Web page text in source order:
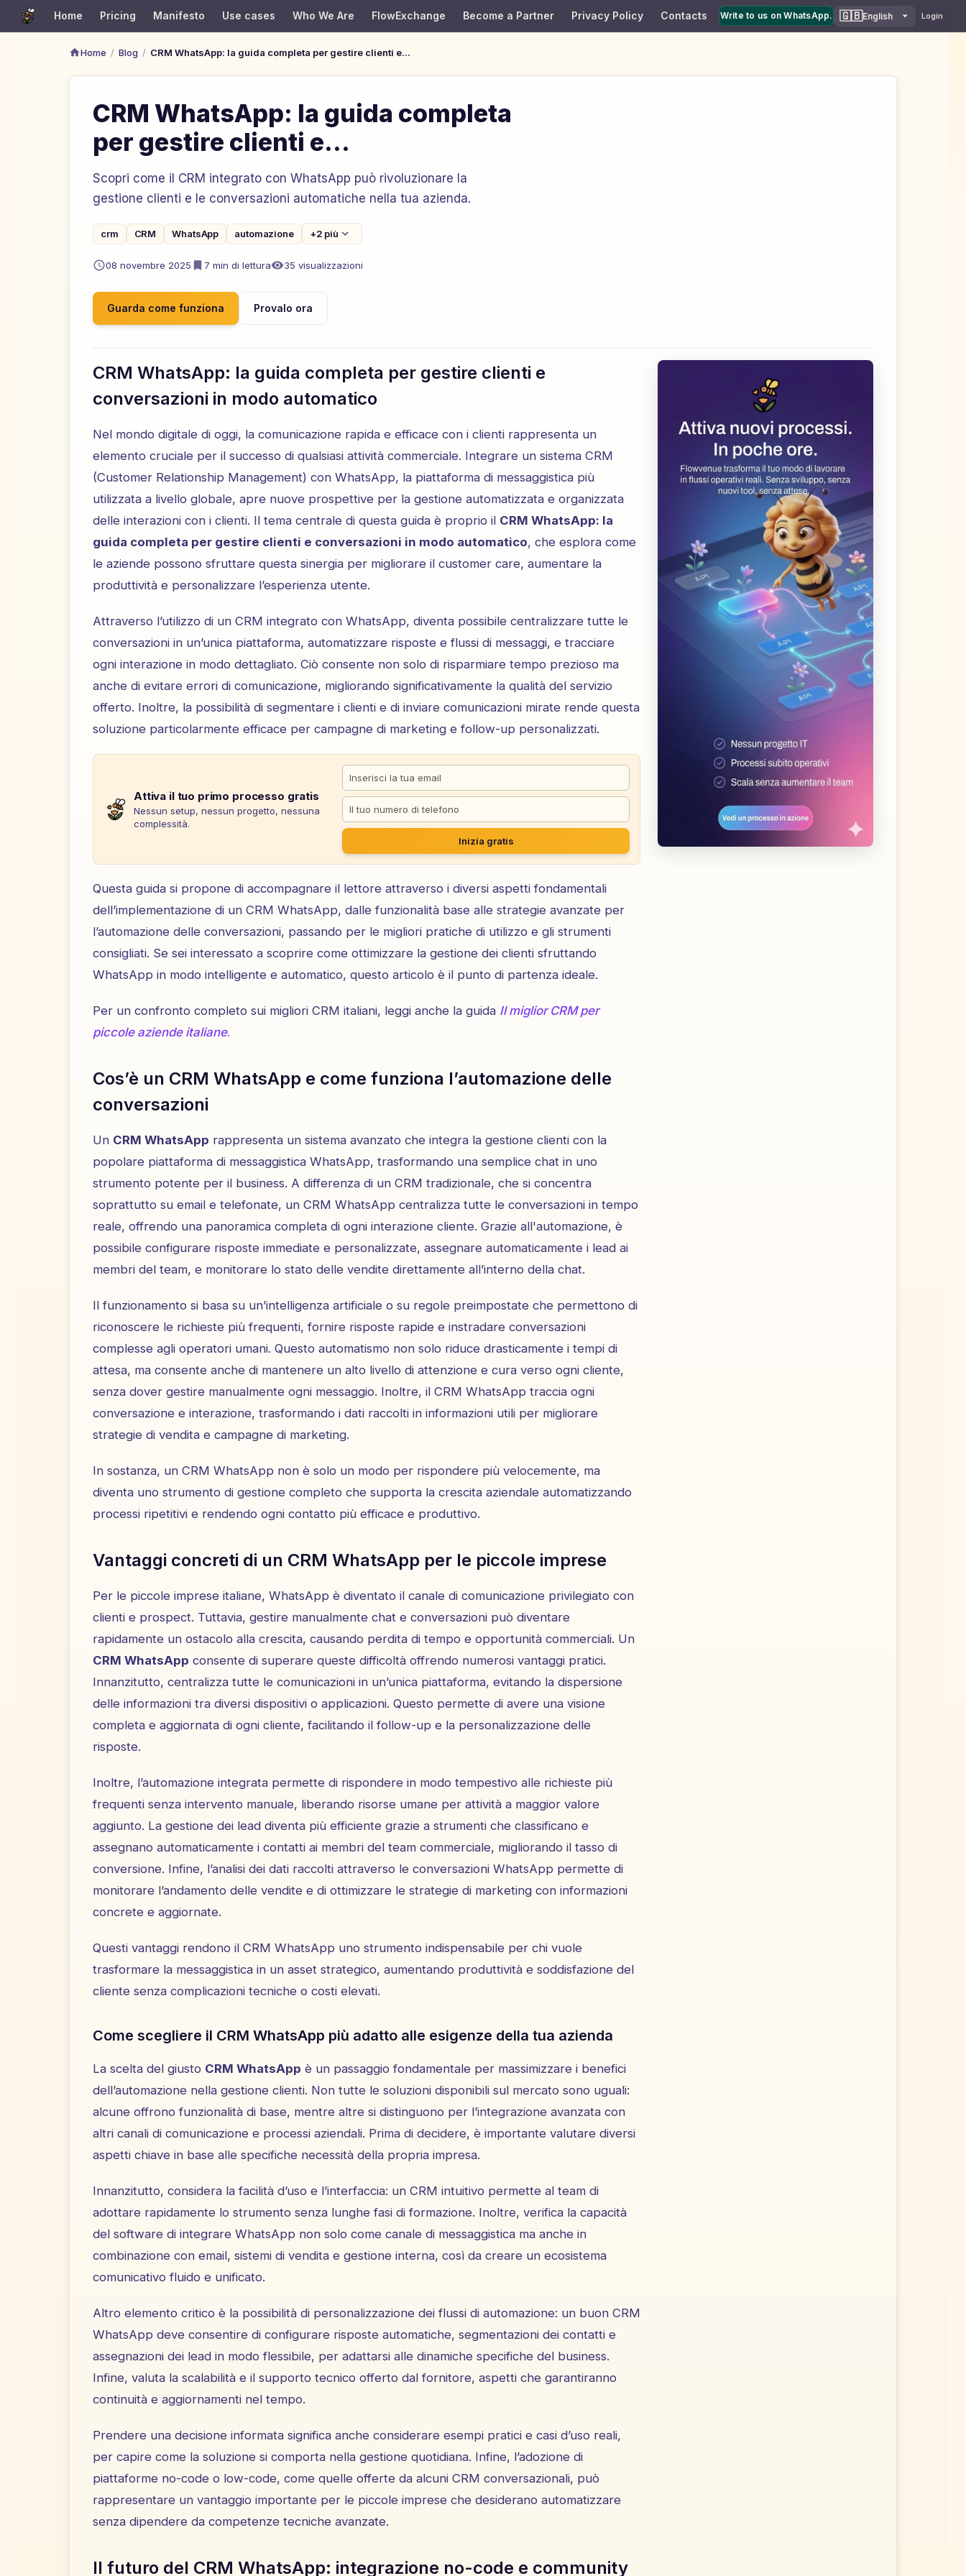
Home Pricing Manifesto Use cases Who We Are Blog
FlowExchange Become a Partner Privacy Policy Contacts Write to us on WhatsApp. 🇬🇧English Login
Home / Blog / CRM WhatsApp: la guida completa per gestire clienti e...
CRM WhatsApp: la guida completa
per gestire clienti e...
Scopri come il CRM integrato con WhatsApp può rivoluzionare la
gestione clienti e le conversazioni automatiche nella tua azienda.
crm CRM WhatsApp automazione +2 più
08 novembre 2025 7 min di lettura 35 visualizzazioni
Guarda come funziona Provalo ora
CRM WhatsApp: la guida completa per gestire clienti e
conversazioni in modo automatico
Nel mondo digitale di oggi, la comunicazione rapida e efficace con i clienti rappresenta un
elemento cruciale per il successo di qualsiasi attività commerciale. Integrare un sistema CRM
(Customer Relationship Management) con WhatsApp, la piattaforma di messaggistica più
utilizzata a livello globale, apre nuove prospettive per la gestione automatizzata e organizzata
delle interazioni con i clienti. Il tema centrale di questa guida è proprio il CRM WhatsApp: la
guida completa per gestire clienti e conversazioni in modo automatico, che esplora come
le aziende possono sfruttare questa sinergia per migliorare il customer care, aumentare la
produttività e personalizzare l’esperienza utente.
Attraverso l’utilizzo di un CRM integrato con WhatsApp, diventa possibile centralizzare tutte le
conversazioni in un’unica piattaforma, automatizzare risposte e flussi di messaggi, e tracciare
ogni interazione in modo dettagliato. Ciò consente non solo di risparmiare tempo prezioso ma
anche di evitare errori di comunicazione, migliorando significativamente la qualità del servizio
offerto. Inoltre, la possibilità di segmentare i clienti e di inviare comunicazioni mirate rende questa
soluzione particolarmente efficace per campagne di marketing e follow-up personalizzati.
Attiva il tuo primo processo gratis
Nessun setup, nessun progetto, nessuna
complessità.
Inizia gratis
Questa guida si propone di accompagnare il lettore attraverso i diversi aspetti fondamentali
dell’implementazione di un CRM WhatsApp, dalle funzionalità base alle strategie avanzate per
l’automazione delle conversazioni, passando per le migliori pratiche di utilizzo e gli strumenti
consigliati. Se sei interessato a scoprire come ottimizzare la gestione dei clienti sfruttando
WhatsApp in modo intelligente e automatico, questo articolo è il punto di partenza ideale.
Per un confronto completo sui migliori CRM italiani, leggi anche la guida Il miglior CRM per
piccole aziende italiane.
Cos’è un CRM WhatsApp e come funziona l’automazione delle
conversazioni
Un CRM WhatsApp rappresenta un sistema avanzato che integra la gestione clienti con la
popolare piattaforma di messaggistica WhatsApp, trasformando una semplice chat in uno
strumento potente per il business. A differenza di un CRM tradizionale, che si concentra
soprattutto su email e telefonate, un CRM WhatsApp centralizza tutte le conversazioni in tempo
reale, offrendo una panoramica completa di ogni interazione cliente. Grazie all'automazione, è
possibile configurare risposte immediate e personalizzate, assegnare automaticamente i lead ai
membri del team, e monitorare lo stato delle vendite direttamente all’interno della chat.
Il funzionamento si basa su un’intelligenza artificiale o su regole preimpostate che permettono di
riconoscere le richieste più frequenti, fornire risposte rapide e instradare conversazioni
complesse agli operatori umani. Questo automatismo non solo riduce drasticamente i tempi di
attesa, ma consente anche di mantenere un alto livello di attenzione e cura verso ogni cliente,
senza dover gestire manualmente ogni messaggio. Inoltre, il CRM WhatsApp traccia ogni
conversazione e interazione, trasformando i dati raccolti in informazioni utili per migliorare
strategie di vendita e campagne di marketing.
In sostanza, un CRM WhatsApp non è solo un modo per rispondere più velocemente, ma
diventa uno strumento di gestione completo che supporta la crescita aziendale automatizzando
processi ripetitivi e rendendo ogni contatto più efficace e produttivo.
Vantaggi concreti di un CRM WhatsApp per le piccole imprese
Per le piccole imprese italiane, WhatsApp è diventato il canale di comunicazione privilegiato con
clienti e prospect. Tuttavia, gestire manualmente chat e conversazioni può diventare
rapidamente un ostacolo alla crescita, causando perdita di tempo e opportunità commerciali. Un
CRM WhatsApp consente di superare queste difficoltà offrendo numerosi vantaggi pratici.
Innanzitutto, centralizza tutte le comunicazioni in un’unica piattaforma, evitando la dispersione
delle informazioni tra diversi dispositivi o applicazioni. Questo permette di avere una visione
completa e aggiornata di ogni cliente, facilitando il follow-up e la personalizzazione delle
risposte.
Inoltre, l’automazione integrata permette di rispondere in modo tempestivo alle richieste più
frequenti senza intervento manuale, liberando risorse umane per attività a maggior valore
aggiunto. La gestione dei lead diventa più efficiente grazie a strumenti che classificano e
assegnano automaticamente i contatti ai membri del team commerciale, migliorando il tasso di
conversione. Infine, l’analisi dei dati raccolti attraverso le conversazioni WhatsApp permette di
monitorare l’andamento delle vendite e di ottimizzare le strategie di marketing con informazioni
concrete e aggiornate.
Questi vantaggi rendono il CRM WhatsApp uno strumento indispensabile per chi vuole
trasformare la messaggistica in un asset strategico, aumentando produttività e soddisfazione del
cliente senza complicazioni tecniche o costi elevati.
Come scegliere il CRM WhatsApp più adatto alle esigenze della tua azienda
La scelta del giusto CRM WhatsApp è un passaggio fondamentale per massimizzare i benefici
dell’automazione nella gestione clienti. Non tutte le soluzioni disponibili sul mercato sono uguali:
alcune offrono funzionalità di base, mentre altre si distinguono per l’integrazione avanzata con
altri canali di comunicazione e processi aziendali. Prima di decidere, è importante valutare diversi
aspetti chiave in base alle specifiche necessità della propria impresa.
Innanzitutto, considera la facilità d’uso e l’interfaccia: un CRM intuitivo permette al team di
adottare rapidamente lo strumento senza lunghe fasi di formazione. Inoltre, verifica la capacità
del software di integrare WhatsApp non solo come canale di messaggistica ma anche in
combinazione con email, sistemi di vendita e gestione interna, così da creare un ecosistema
comunicativo fluido e unificato.
Altro elemento critico è la possibilità di personalizzazione dei flussi di automazione: un buon CRM
WhatsApp deve consentire di configurare risposte automatiche, segmentazioni dei contatti e
assegnazioni dei lead in modo flessibile, per adattarsi alle dinamiche specifiche del business.
Infine, valuta la scalabilità e il supporto tecnico offerto dal fornitore, aspetti che garantiranno
continuità e aggiornamenti nel tempo.
Prendere una decisione informata significa anche considerare esempi pratici e casi d’uso reali,
per capire come la soluzione si comporta nella gestione quotidiana. Infine, l’adozione di
piattaforme no-code o low-code, come quelle offerte da alcuni CRM conversazionali, può
rappresentare un vantaggio importante per le piccole imprese che desiderano automatizzare
senza dipendere da competenze tecniche avanzate.
Il futuro del CRM WhatsApp: integrazione no-code e community